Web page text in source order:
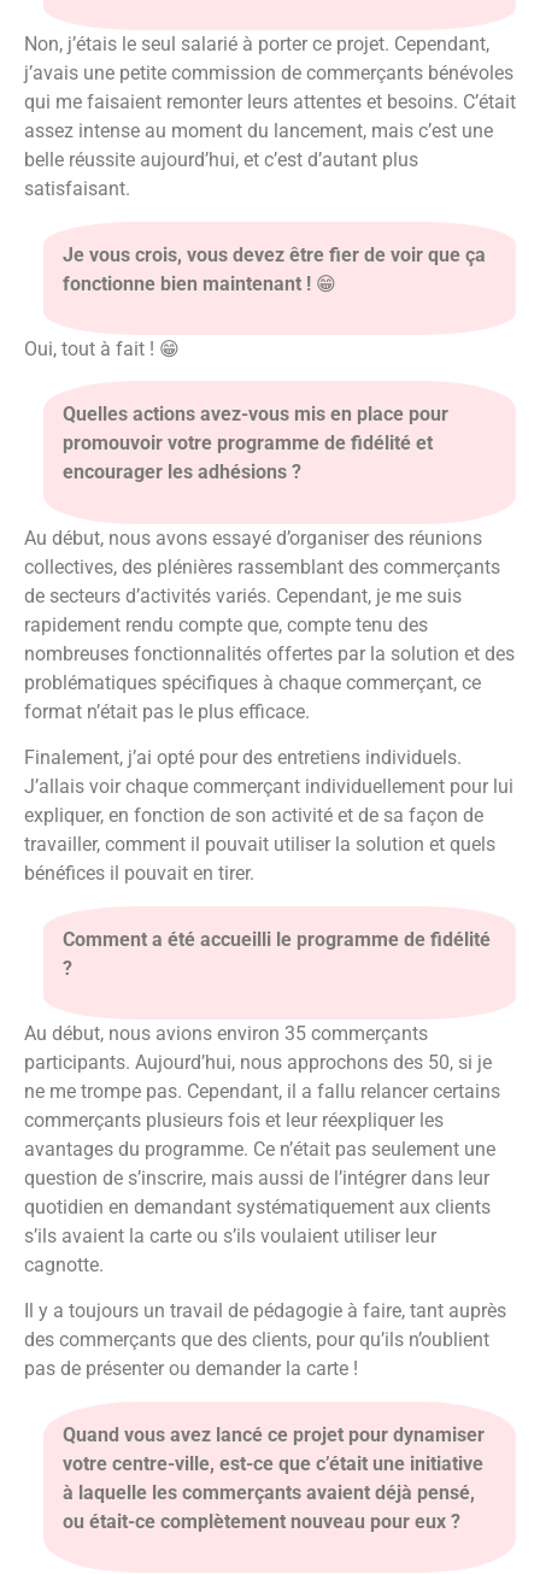
Non, j’étais le seul salarié à porter ce projet. Cependant,
j’avais une petite commission de commerçants bénévoles
qui me faisaient remonter leurs attentes et besoins. C’était
assez intense au moment du lancement, mais c’est une
belle réussite aujourd’hui, et c’est d’autant plus
satisfaisant.
Je vous crois, vous devez être fier de voir que ça
fonctionne bien maintenant ! 😁
Oui, tout à fait ! 😁
Quelles actions avez-vous mis en place pour
promouvoir votre programme de fidélité et
encourager les adhésions ?
Au début, nous avons essayé d’organiser des réunions
collectives, des plénières rassemblant des commerçants
de secteurs d’activités variés. Cependant, je me suis
rapidement rendu compte que, compte tenu des
nombreuses fonctionnalités offertes par la solution et des
problématiques spécifiques à chaque commerçant, ce
format n’était pas le plus efficace.
Finalement, j’ai opté pour des entretiens individuels.
J’allais voir chaque commerçant individuellement pour lui
expliquer, en fonction de son activité et de sa façon de
travailler, comment il pouvait utiliser la solution et quels
bénéfices il pouvait en tirer.
Comment a été accueilli le programme de fidélité
?
Au début, nous avions environ 35 commerçants
participants. Aujourd’hui, nous approchons des 50, si je
ne me trompe pas. Cependant, il a fallu relancer certains
commerçants plusieurs fois et leur réexpliquer les
avantages du programme. Ce n’était pas seulement une
question de s’inscrire, mais aussi de l’intégrer dans leur
quotidien en demandant systématiquement aux clients
s’ils avaient la carte ou s’ils voulaient utiliser leur
cagnotte.
Il y a toujours un travail de pédagogie à faire, tant auprès
des commerçants que des clients, pour qu’ils n’oublient
pas de présenter ou demander la carte !
Quand vous avez lancé ce projet pour dynamiser
votre centre-ville, est-ce que c’était une initiative
à laquelle les commerçants avaient déjà pensé,
ou était-ce complètement nouveau pour eux ?